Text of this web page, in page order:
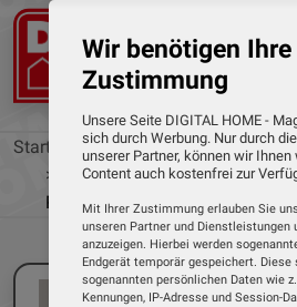
Startseite
News
Google-TV-Beamer von
Prime Video und YouTube
Wir benötigen Ihre
Zustimmung
Unsere Seite DIGITAL HOME -
sich durch Werbung. Nur durch
unserer Partner, können wir
Content auch kostenfrei zur
Mit Ihrer Zustimmung erlauben Sie
unseren Partner und Dienstleistungen
anzuzeigen. Hierbei werden
Endgerät temporär gespeichert. Diese
sogenannten persönlichen Daten wie
Kennungen, IP-Adresse und Session-